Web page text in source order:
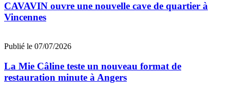
CAVAVIN ouvre une nouvelle cave de quartier à
Vincennes
Publié le 07/07/2026
La Mie Câline teste un nouveau format de
restauration minute à Angers